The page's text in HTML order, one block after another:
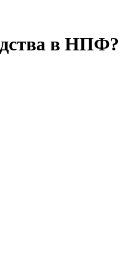
в НПФ?